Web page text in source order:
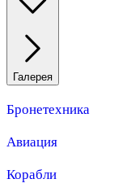
Галерея
Бронетехника
Авиация
Корабли